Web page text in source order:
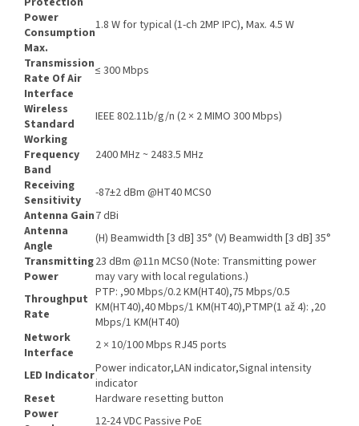
Power
Consumption1.8 W for typical (1-ch 2MP IPC), Max. 4.5 W
Max.
Transmission
Rate Of Air
Interface
≤ 300 Mbps
Wireless
Standard
IEEE 802.11b/g/n (2 × 2 MIMO 300 Mbps)
Working
Frequency
Band
2400 MHz ~ 2483.5 MHz
Receiving
Sensitivity
-87±2 dBm @HT40 MCS0
Antenna Gain7 dBi
Antenna
Angle
(H) Beamwidth [3 dB] 35° (V) Beamwidth [3 dB] 35°
Transmitting
Power
23 dBm @11n MCS0 (Note: Transmitting power
may vary with local regulations.)
Throughput
Rate
PTP: ,90 Mbps/0.2 KM(HT40),75 Mbps/0.5
KM(HT40),40 Mbps/1 KM(HT40),PTMP(1 až 4): ,20
Mbps/1 KM(HT40)
Network
Interface
2 × 10/100 Mbps RJ45 ports
LED IndicatorPower indicator,LAN indicator,Signal intensity
indicator
Reset
Hardware resetting button
Power
12-24 VDC Passive PoE